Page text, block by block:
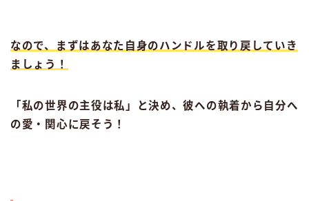
なので、まずはあなた自身のハンドルを取り戻していき
ましょう！
「私の世界の主役は私」と決め、彼への執着から自分へ
の愛・関心に戻そう！